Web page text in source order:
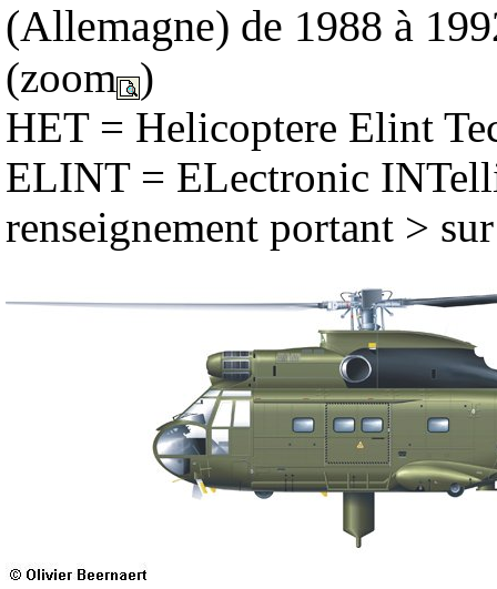
(Allemagne) de 1988 à
(zoom )
HET = Helicoptere Elint
ELINT = ELectronic
renseignement portant >